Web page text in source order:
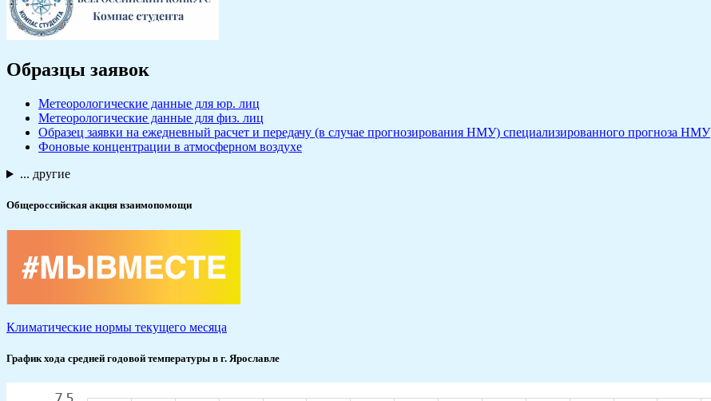
Образцы заявок
Метеорологические данные для юр. лиц
Метеорологические данные для физ. лиц
Образец заявки на ежедневный расчет и передачу (в случае прогнозирования НМУ) специализированного прогноза НМУ
Фоновые концентрации в атмосферном воздухе
... другие
Общероссийская акция взаимопомощи
Климатические нормы текущего месяца
График хода средней годовой температуры в г. Ярославле